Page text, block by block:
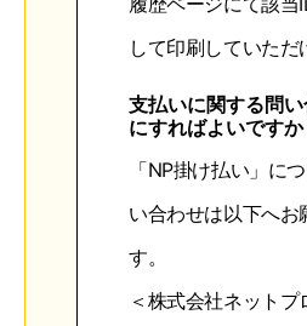
して印刷していただ
支払いに関する問
にすればよいですか
「NP掛け払い」に
い合わせは以下へお
す。
＜株式会社ネットプ